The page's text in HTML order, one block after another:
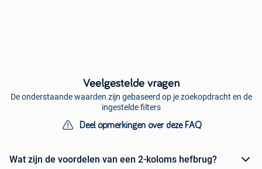
Veelgestelde vragen
De onderstaande waarden zijn gebaseerd op je zoekopdracht en de
ingestelde filters
Deel opmerkingen over deze FAQ
Wat zijn de voordelen van een 2-koloms hefbrug?